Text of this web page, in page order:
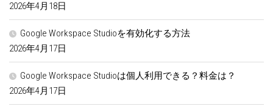
2026年4月18日
Google Workspace Studioを有効化する方法
2026年4月17日
Google Workspace Studioは個人利用できる？料金は？
2026年4月17日